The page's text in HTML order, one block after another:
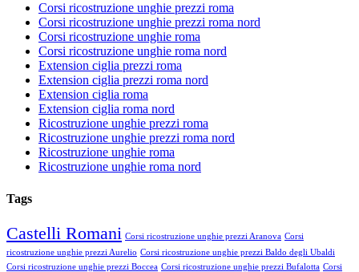
Corsi ricostruzione unghie prezzi roma
Corsi ricostruzione unghie prezzi roma nord
Corsi ricostruzione unghie roma
Corsi ricostruzione unghie roma nord
Extension ciglia prezzi roma
Extension ciglia prezzi roma nord
Extension ciglia roma
Extension ciglia roma nord
Ricostruzione unghie prezzi roma
Ricostruzione unghie prezzi roma nord
Ricostruzione unghie roma
Ricostruzione unghie roma nord
Tags
Castelli Romani Corsi ricostruzione unghie prezzi Aranova Corsi
ricostruzione unghie prezzi Aurelio Corsi ricostruzione unghie prezzi Baldo degli Ubaldi
Corsi ricostruzione unghie prezzi Boccea Corsi ricostruzione unghie prezzi Bufalotta Corsi